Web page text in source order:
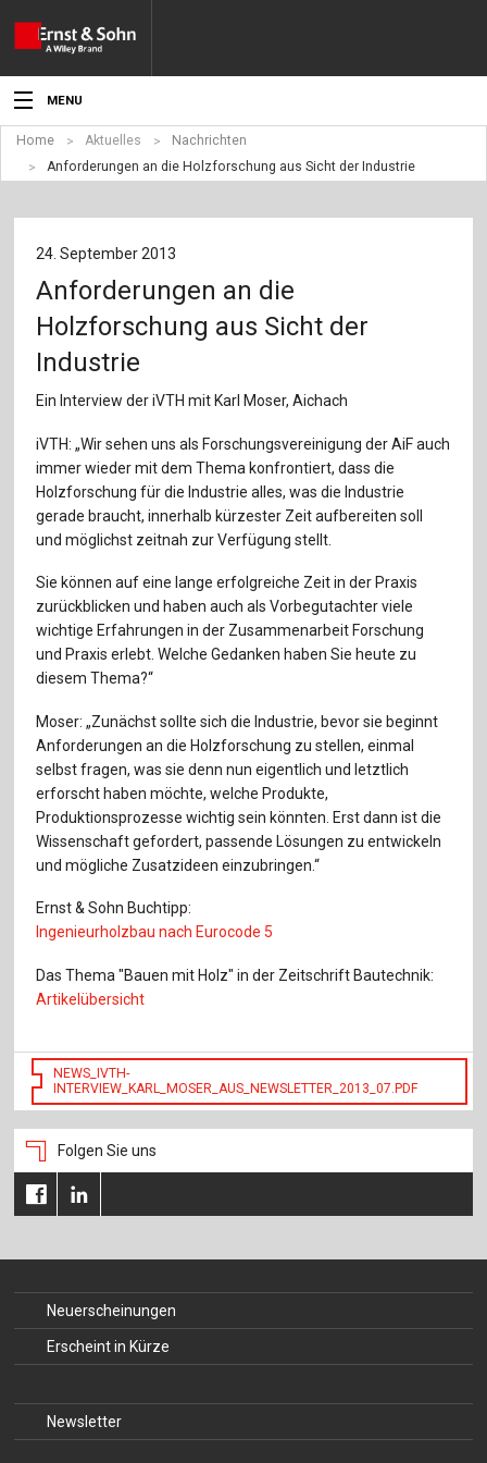
MENU
Aktuelles
Angebote
Fachgebiete
Werben
Service
Für Autor:innen
Verlag
Sprache / Language: DE Sprache / Language: EN
Home Aktuelles
Nachrichten
Anforderungen an die Holzforschung aus Sicht der Industrie
24. September 2013
Anforderungen an die
Holzforschung aus Sicht der
Industrie
Ein Interview der iVTH mit Karl Moser, Aichach
iVTH: „Wir sehen uns als Forschungsvereinigung der AiF auch
immer wieder mit dem Thema konfrontiert, dass die
Holzforschung für die Industrie alles, was die Industrie
gerade braucht, innerhalb kürzester Zeit aufbereiten soll
und möglichst zeitnah zur Verfügung stellt.
Sie können auf eine lange erfolgreiche Zeit in der Praxis
zurückblicken und haben auch als Vorbegutachter viele
wichtige Erfahrungen in der Zusammenarbeit Forschung
und Praxis erlebt. Welche Gedanken haben Sie heute zu
diesem Thema?“
Moser: „Zunächst sollte sich die Industrie, bevor sie beginnt
Anforderungen an die Holzforschung zu stellen, einmal
selbst fragen, was sie denn nun eigentlich und letztlich
erforscht haben möchte, welche Produkte,
Produktionsprozesse wichtig sein könnten. Erst dann ist die
Wissenschaft gefordert, passende Lösungen zu entwickeln
und mögliche Zusatzideen einzubringen.“
Ernst & Sohn Buchtipp:
Ingenieurholzbau nach Eurocode 5
Das Thema "Bauen mit Holz" in der Zeitschrift Bautechnik:
Artikelübersicht
NEWS_IVTH-
INTERVIEW_KARL_MOSER_AUS_NEWSLETTER_2013_07.PDF
Folgen Sie uns
Neuerscheinungen
Erscheint in Kürze
Newsletter